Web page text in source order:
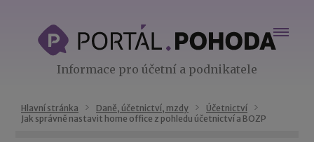
Informace pro účetní a podnikatele
Hlavní stránka Daně, účetnictví, mzdy
Účetnictví
Jak správně nastavit home office z pohledu účetnictví a BOZP